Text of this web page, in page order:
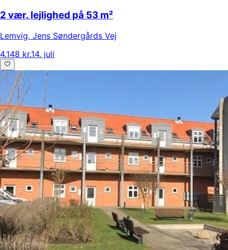
2 vær. lejlighed på 53 m²
Lemvig, Jens Søndergårds Vej
4.148 kr.14. juli